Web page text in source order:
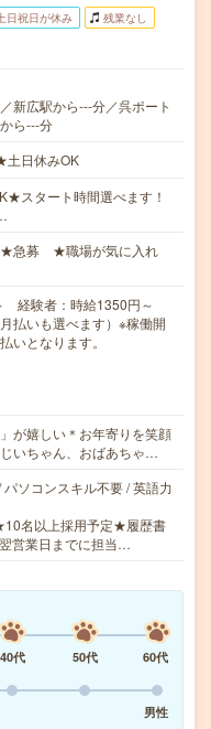
日祝日が休み 残業なし
新広駅から---分／呉ポート
ら---分
日休みOK
スタート時間選べます！
★急募 ★職場が気に入れ
経験者：時給1350円～
払いも選べます）※稼働開
いとなります。
が嬉しい＊お年寄りを笑顔
いちゃん、おばあちゃ…
ソコンスキル不要 / 英語力
名以上採用予定★履歴書
営業日までに担当…
40代 50代
60代
男性